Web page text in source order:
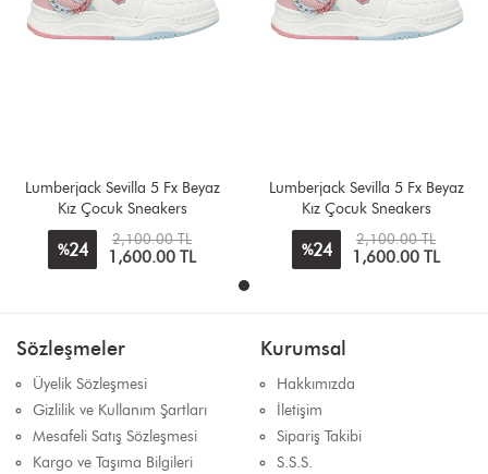
Lumberjack Sevilla 5 Fx Beyaz
Kız Çocuk Sneakers
%24
2,100.00 TL
1,600.00 TL
Lumberjack Sevilla 5 Fx Beyaz
Kız Çocuk Sneakers
%24
2,100.00 TL
1,600.00 TL
Sözleşmeler
Üyelik Sözleşmesi
Gizlilik ve Kullanım Şartları
Mesafeli Satış Sözleşmesi
Kargo ve Taşıma Bilgileri
Kurumsal
Hakkımızda
İletişim
Sipariş Takibi
S.S.S.